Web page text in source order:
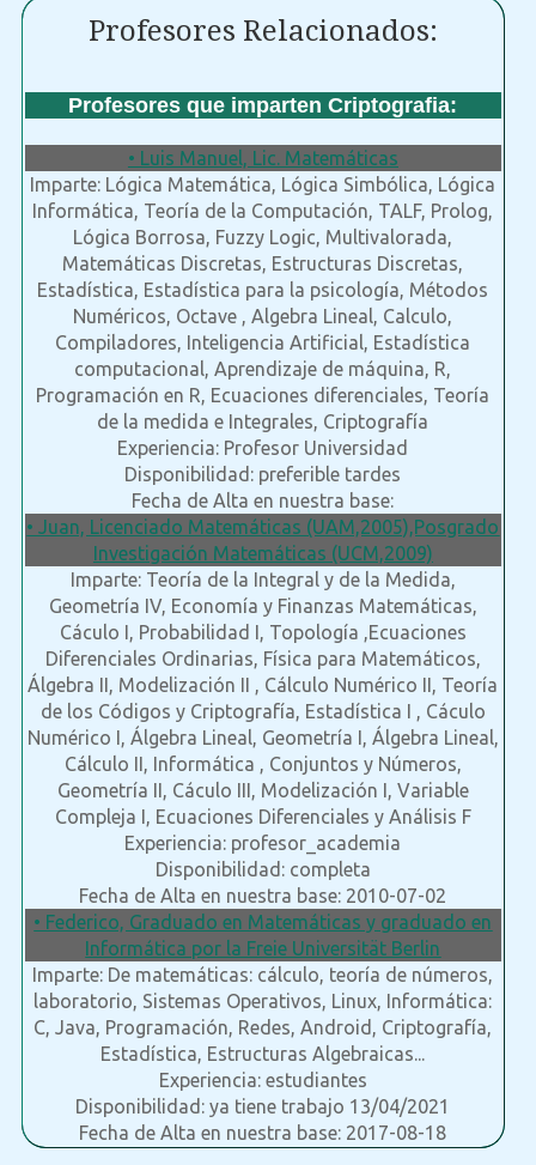
Profesores Relacionados:
Profesores que imparten Criptografia:
• Luis Manuel, Lic. Matemáticas
Imparte: Lógica Matemática, Lógica Simbólica, Lógica
Informática, Teoría de la Computación, TALF, Prolog,
Lógica Borrosa, Fuzzy Logic, Multivalorada,
Matemáticas Discretas, Estructuras Discretas,
Estadística, Estadística para la psicología, Métodos
Numéricos, Octave , Algebra Lineal, Calculo,
Compiladores, Inteligencia Artificial, Estadística
computacional, Aprendizaje de máquina, R,
Programación en R, Ecuaciones diferenciales, Teoría
de la medida e Integrales, Criptografía
Experiencia: Profesor Universidad
Disponibilidad: preferible tardes
Fecha de Alta en nuestra base:
• Juan, Licenciado Matemáticas (UAM,2005),Posgrado
Investigación Matemáticas (UCM,2009)
Imparte: Teoría de la Integral y de la Medida,
Geometría IV, Economía y Finanzas Matemáticas,
Cáculo I, Probabilidad I, Topología ,Ecuaciones
Diferenciales Ordinarias, Física para Matemáticos,
Álgebra II, Modelización II , Cálculo Numérico II, Teoría
de los Códigos y Criptografía, Estadística I , Cáculo
Numérico I, Álgebra Lineal, Geometría I, Álgebra Lineal,
Cálculo II, Informática , Conjuntos y Números,
Geometría II, Cáculo III, Modelización I, Variable
Compleja I, Ecuaciones Diferenciales y Análisis F
Experiencia: profesor_academia
Disponibilidad: completa
Fecha de Alta en nuestra base: 2010-07-02
• Federico, Graduado en Matemáticas y graduado en
Informática por la Freie Universität Berlin
Imparte: De matemáticas: cálculo, teoría de números,
laboratorio, Sistemas Operativos, Linux, Informática:
C, Java, Programación, Redes, Android, Criptografía,
Estadística, Estructuras Algebraicas...
Experiencia: estudiantes
Disponibilidad: ya tiene trabajo 13/04/2021
Fecha de Alta en nuestra base: 2017-08-18